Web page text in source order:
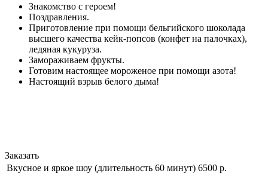
Знакомство с героем!
Поздравления.
Приготовление при помощи бельгийского шоколада
высшего качества кейк-попсов (конфет на палочках),
ледяная кукуруза.
Замораживаем фрукты.
Готовим настоящее мороженое при помощи азота!
Настоящий взрыв белого дыма!
Заказать
Вкусное и яркое шоу (длительность 60 минут) 6500 р.